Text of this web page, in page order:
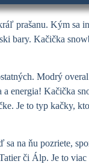
prašanu. Kým sa
bary. Kačička
Modrý
a energia! Kačička
Je to typ kačky,
na ňu pozriete,
či Álp. Je to